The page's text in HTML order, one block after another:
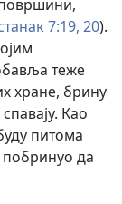
површини,
7:19, 20).
теже
хране, брину
Као
питома
побринуо да